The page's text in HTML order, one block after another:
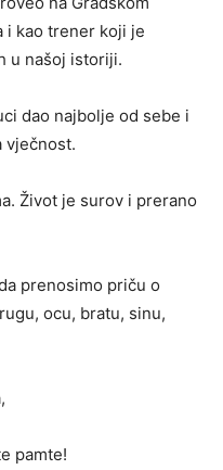
i kao trener koji je
u našoj istoriji.
dao najbolje od sebe i
vječnost.
Život je surov i prerano
prenosimo priču o
ocu, bratu, sinu,
pamte!